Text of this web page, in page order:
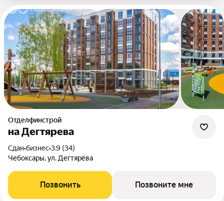
Отделфинстрой
на Дегтярева
Сдан•бизнес•3.9 (34)
Чебоксары, ул. Дегтярёва
Позвонить Позвоните мне